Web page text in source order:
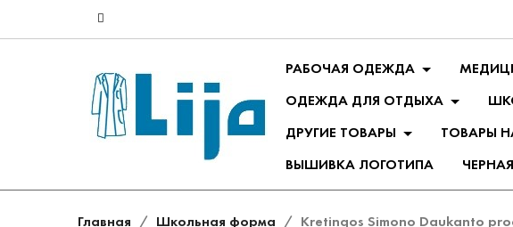
РАБОЧАЯ ОДЕЖДА
ОДЕЖДА ДЛЯ ОТДЫХА
ДРУГИЕ ТОВАРЫ
ТОВАРЫ
ВЫШИВКА ЛОГОТИПА
Главная Школьная форма Kretingos Simono Daukanto